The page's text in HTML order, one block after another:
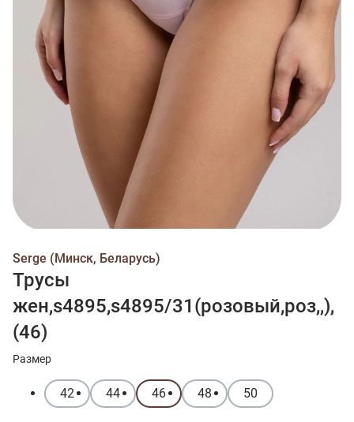
Serge (Минск, Беларусь)
Трусы
жен,s4895,s4895/31(розовый,роз,,),
(46)
Размер
42 44 46 48 50